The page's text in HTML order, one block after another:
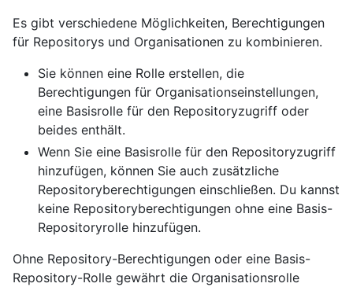
Es gibt verschiedene Möglichkeiten, Berechtigungen
für Repositorys und Organisationen zu kombinieren.
Sie können eine Rolle erstellen, die
Berechtigungen für Organisationseinstellungen,
eine Basisrolle für den Repositoryzugriff oder
beides enthält.
Wenn Sie eine Basisrolle für den Repositoryzugriff
hinzufügen, können Sie auch zusätzliche
Repositoryberechtigungen einschließen. Du kannst
keine Repositoryberechtigungen ohne eine Basis-
Repositoryrolle hinzufügen.
Ohne Repository-Berechtigungen oder eine Basis-
Repository-Rolle gewährt die Organisationsrolle